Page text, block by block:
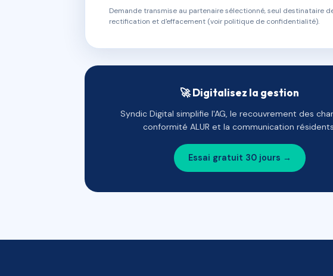
Demande transmise au partenaire sélectionné, seul destinataire
rectification et d'effacement (voir politique de confidentialité).
🚀 Digitalisez la gestion
Syndic Digital simplifie l'AG, le recouvrement des
conformité ALUR et la communication
Essai gratuit 30 jours →